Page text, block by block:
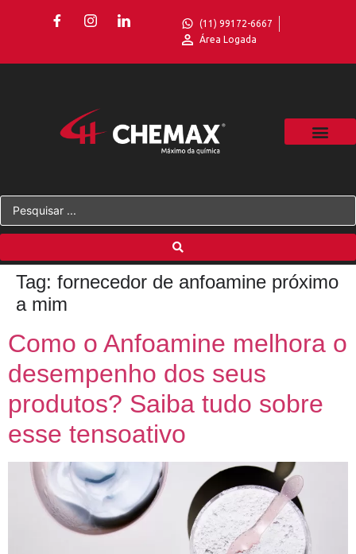
(11) 99172-6667
Área Logada
Tag: fornecedor de anfoamine próximo
a mim
Como o Anfoamine melhora o
desempenho dos seus
produtos? Saiba tudo sobre
esse tensoativo